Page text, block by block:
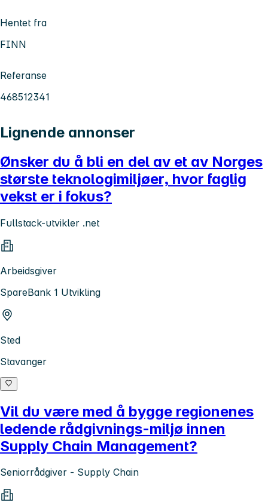
Hentet fra
FINN
Referanse
468512341
Lignende annonser
Ønsker du å bli en del av et av Norges
største teknologimiljøer, hvor faglig
vekst er i fokus?
Fullstack-utvikler .net
Arbeidsgiver
SpareBank 1 Utvikling
Sted
Stavanger
Vil du være med å bygge regionenes
ledende rådgivnings-miljø innen
Supply Chain Management?
Seniorrådgiver - Supply Chain